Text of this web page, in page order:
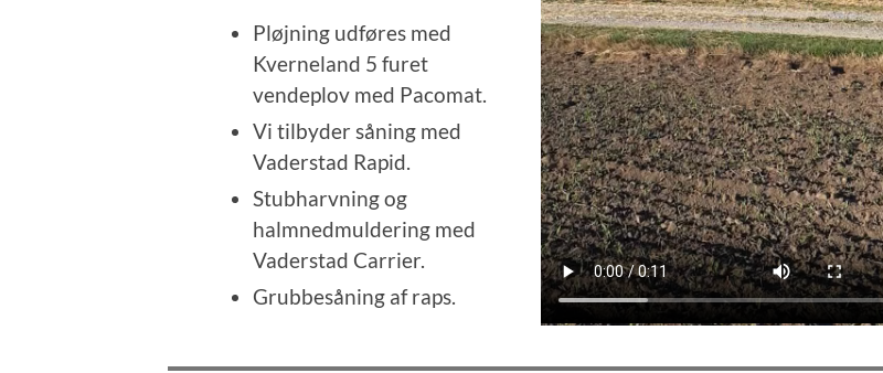
Pløjning udføres med
Kverneland 5 furet
vendeplov med Pacomat.
Vi tilbyder såning med
Vaderstad Rapid.
Stubharvning og
halmnedmuldering med
Vaderstad Carrier.
Grubbesåning af raps.